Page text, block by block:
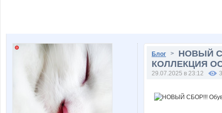
Блог > НОВЫЙ
КОЛЛЕКЦИЯ
29.07.2025 в 23:12